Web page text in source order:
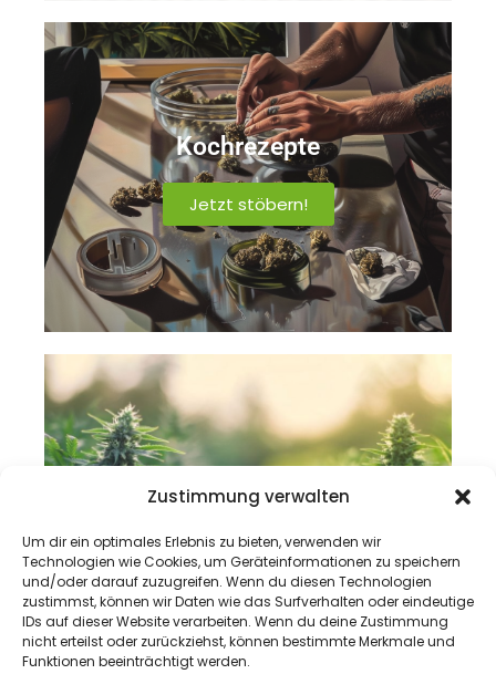
Zustimmung verwalten
Um dir ein optimales Erlebnis zu bieten, verwenden wir
Technologien wie Cookies, um Geräteinformationen zu speichern
und/oder darauf zuzugreifen. Wenn du diesen Technologien
zustimmst, können wir Daten wie das Surfverhalten oder eindeutige
IDs auf dieser Website verarbeiten. Wenn du deine Zustimmung
nicht erteilst oder zurückziehst, können bestimmte Merkmale und
Funktionen beeinträchtigt werden.
Kochrezepte
Jetzt stöbern!
Coming Soon!